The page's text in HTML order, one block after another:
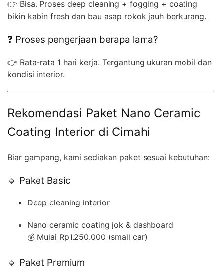
👉 Bisa. Proses deep cleaning + fogging + coating
bikin kabin fresh dan bau asap rokok jauh berkurang.
❓ Proses pengerjaan berapa lama?
👉 Rata-rata 1 hari kerja. Tergantung ukuran mobil dan
kondisi interior.
Rekomendasi Paket Nano Ceramic
Coating Interior di Cimahi
Biar gampang, kami sediakan paket sesuai kebutuhan:
🔹 Paket Basic
Deep cleaning interior
Nano ceramic coating jok & dashboard
💰 Mulai Rp1.250.000 (small car)
🔹 Paket Premium